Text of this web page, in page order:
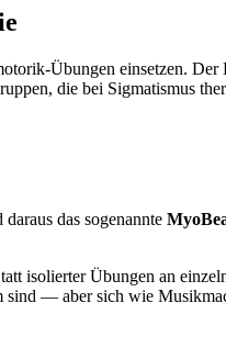
Übungen einsetzen.
die bei Sigmatismus
das sogenannte
isolierter Übungen an
— aber sich wie